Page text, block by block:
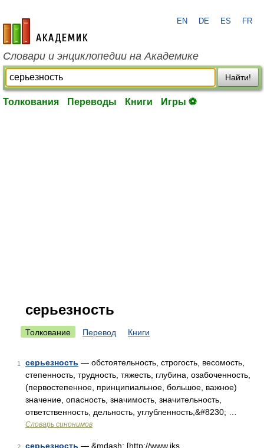
academic.ru
EN DE ES FR
Словари и энциклопедии на Академике
Найти!
Толкования Переводы Книги Игры ⚽
серьезность
Толкование Перевод Книги
1 серьезность — обстоятельность, строгость, весомость,
степенность, трудность, тяжесть, глубина, озабоченность,
(первостепенное, принципиальное, большое, важное)
значение, опасность, значимость, значительность,
ответственность, дельность, углубленность,&#8230; …
Словарь синонимов
серьезность — &mdash; [http://www.iks